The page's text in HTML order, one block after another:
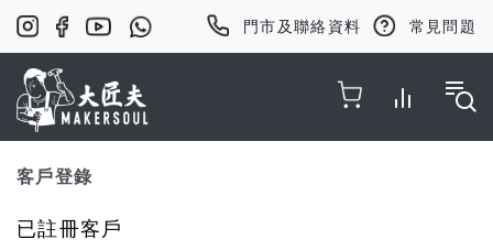
門市及聯絡資料 常見問題
客戶登錄
已註冊客戶